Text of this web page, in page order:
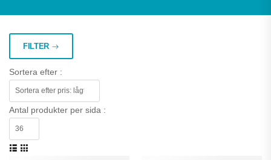
FILTER
Sortera efter :
Antal produkter per sida :